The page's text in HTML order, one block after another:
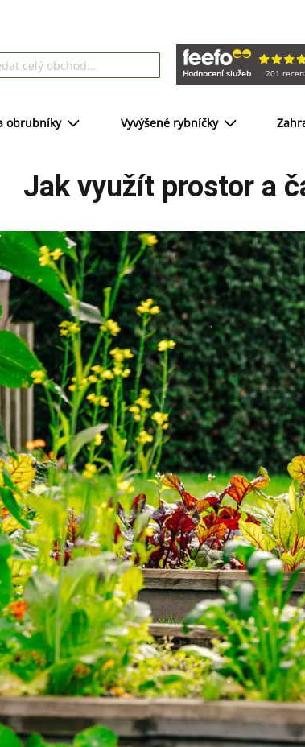
Hodnocení služeb 201
obrubníky Vyvýšené rybníčky
Jak využít prostor a